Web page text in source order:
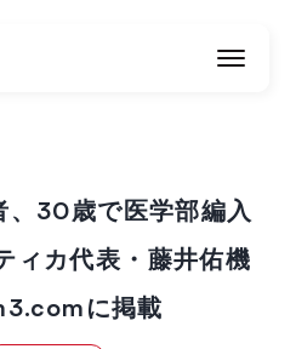
、30歳で医学部編入
カ代表・藤井佑機
に掲載